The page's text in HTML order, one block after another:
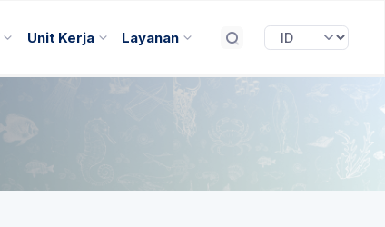
Unit Kerja Layanan